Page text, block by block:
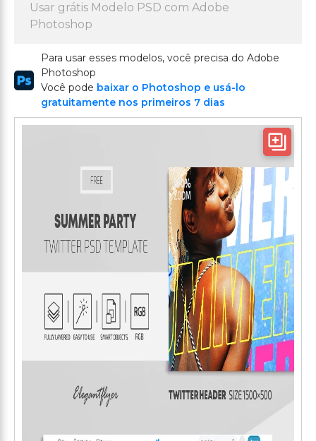
Usar grátis Modelo PSD com Adobe
Photoshop
Para usar esses modelos, você precisa do Adobe
Photoshop
Você pode baixar o Photoshop e usá-lo
gratuitamente nos primeiros 7 dias